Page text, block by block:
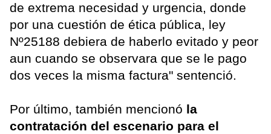
de extrema necesidad y urgencia, donde
por una cuestión de ética pública, ley
Nº25188 debiera de haberlo evitado y peor
aun cuando se observara que se le pago
dos veces la misma factura" sentenció.
Por último, también mencionó la
contratación del escenario para el